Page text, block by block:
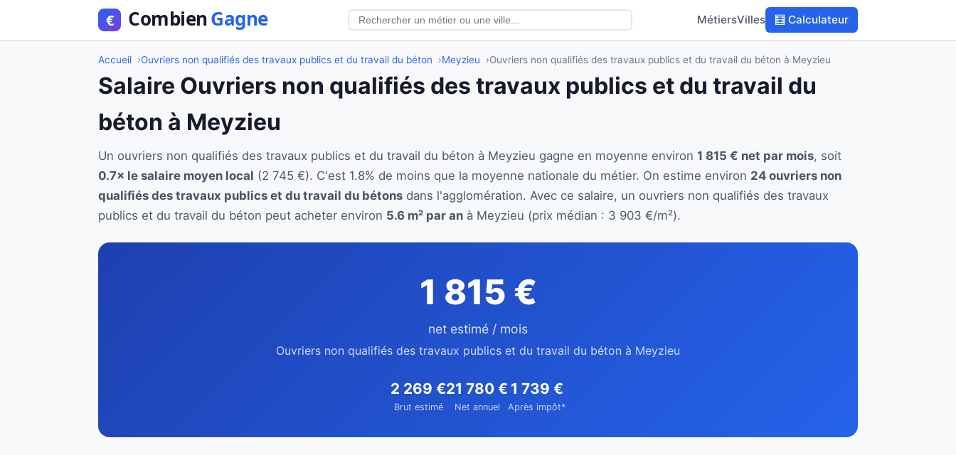
MétiersVilles 🧮 Calculateur
Accueil Ouvriers non qualifiés des travaux publics et du travail du béton Meyzieu Ouvriers non qualifiés des travaux publics et du travail du béton à Meyzieu
Salaire Ouvriers non qualifiés des travaux publics et du travail du
béton à Meyzieu
Un ouvriers non qualifiés des travaux publics et du travail du béton à Meyzieu gagne en moyenne environ 1 815 € net par mois, soit
0.7× le salaire moyen local (2 745 €). C'est 1.8% de moins que la moyenne nationale du métier. On estime environ 24 ouvriers non
qualifiés des travaux publics et du travail du bétons dans l'agglomération. Avec ce salaire, un ouvriers non qualifiés des travaux
publics et du travail du béton peut acheter environ 5.6 m² par an à Meyzieu (prix médian : 3 903 €/m²).
1 815 €
net estimé / mois
Ouvriers non qualifiés des travaux publics et du travail du béton à Meyzieu
2 269 €
Brut estimé
21 780 €
Net annuel
1 739 €
Après impôt*